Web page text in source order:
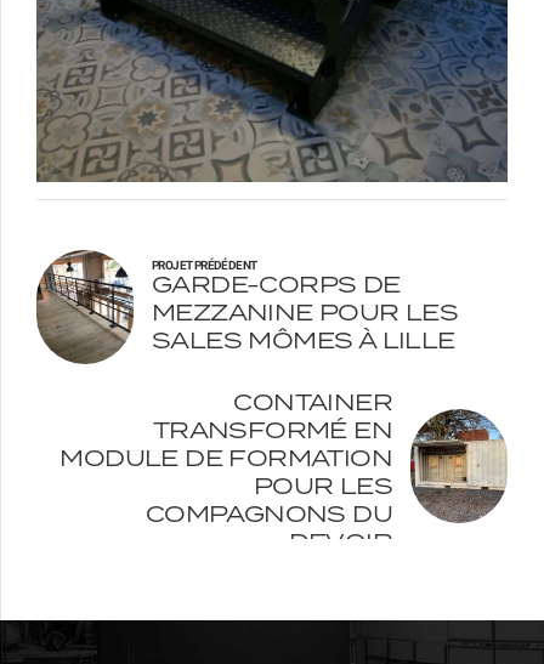
PROJET PRÉDÉDENT
GARDE-CORPS DE
MEZZANINE POUR LES
SALES MÔMES À LILLE
CONTAINER
TRANSFORMÉ EN
MODULE DE FORMATION
POUR LES
COMPAGNONS DU
DEVOIR